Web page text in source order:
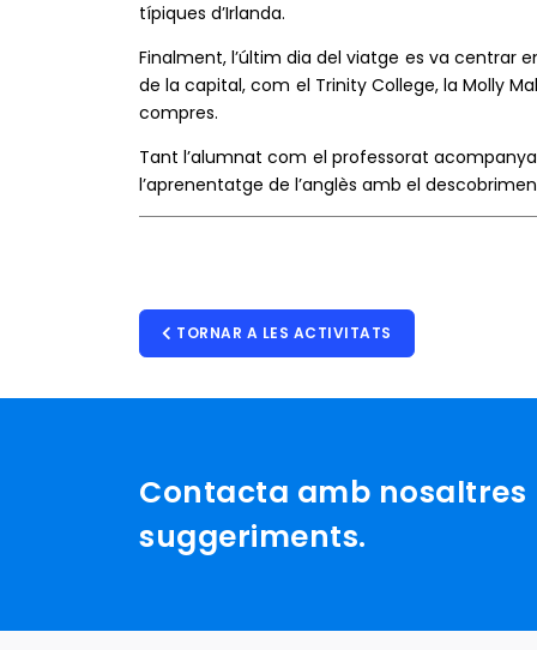
típiques d’Irlanda.
Finalment, l’últim dia del viatge es va centrar
de la capital, com el Trinity College, la Molly
compres.
Tant l’alumnat com el professorat
l’aprenentatge de l’anglès amb el
TORNAR A LES ACTIVITATS
Contacta amb
suggeriments.